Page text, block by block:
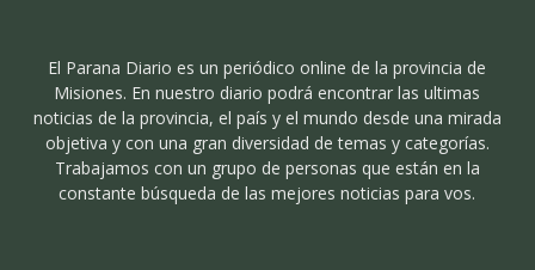
El Parana Diario es un periódico online de la provincia de
Misiones. En nuestro diario podrá encontrar las ultimas
noticias de la provincia, el país y el mundo desde una mirada
objetiva y con una gran diversidad de temas y categorías.
Trabajamos con un grupo de personas que están en la
constante búsqueda de las mejores noticias para vos.